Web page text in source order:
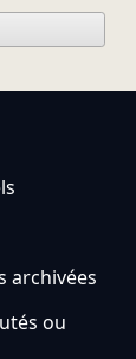
archivées
ou